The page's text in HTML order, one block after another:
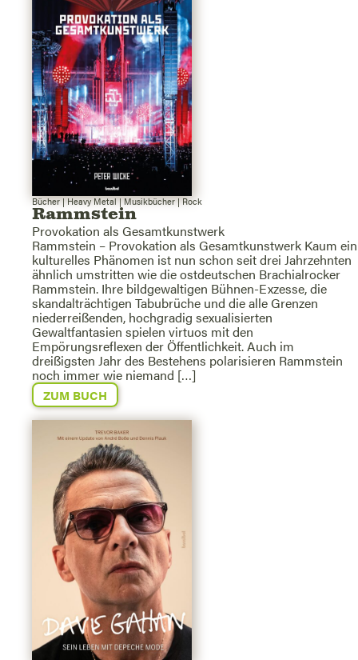
Bücher|Heavy Metal|Musikbücher|Rock
Rammstein
Provokation als Gesamtkunstwerk
Rammstein – Provokation als Gesamtkunstwerk Kaum ein
kulturelles Phänomen ist nun schon seit drei Jahrzehnten
ähnlich umstritten wie die ostdeutschen Brachialrocker
Rammstein. Ihre bildgewaltigen Bühnen-Exzesse, die
skandalträchtigen Tabubrüche und die alle Grenzen
niederreißenden, hochgradig sexualisierten
Gewaltfantasien spielen virtuos mit den
Empörungsreflexen der Öffentlichkeit. Auch im
dreißigsten Jahr des Bestehens polarisieren Rammstein
noch immer wie niemand […]
ZUM BUCH